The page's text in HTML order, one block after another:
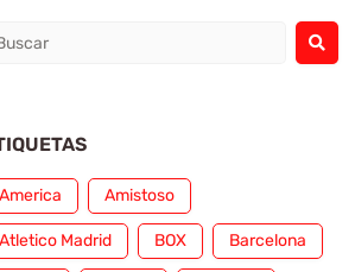
America Amistoso
Atletico Madrid BOX Barcelona